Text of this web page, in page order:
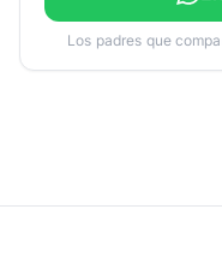
Los padres que